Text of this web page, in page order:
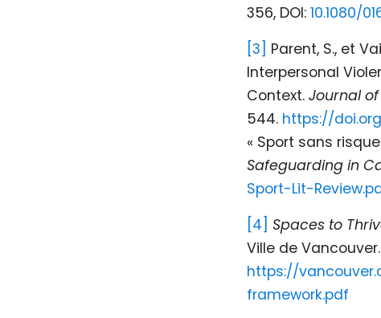
356, DOI: 10.1080/
[3]
Parent, S., et
Interpersonal
Context. Journal
544. https://doi.org/
« Sport sans
Safeguarding in
Sport-Lit-
[4]
Spaces to
Ville de Vancouver.
https://
framework.pdf